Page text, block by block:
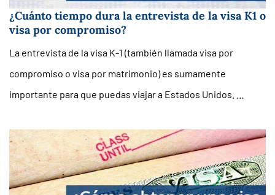
¿Cuánto tiempo dura la entrevista de la visa K1 o
visa por compromiso?
La entrevista de la visa K-1 (también llamada visa por
compromiso o visa por matrimonio) es sumamente
importante para que puedas viajar a Estados Unidos. …